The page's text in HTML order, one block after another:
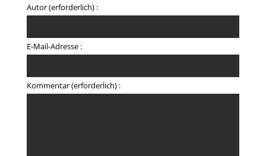
Autor (erforderlich) :
E-Mail-Adresse :
Kommentar (erforderlich) :